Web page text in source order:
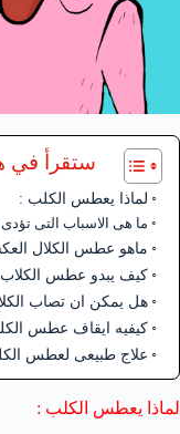
ستقرأ في
لماذا يعطس الكلب :
ما هى الاسباب التى
ماهو عطس الكلال
كيف يبدو عطس
هل يمكن ان تصاب
كيفيه ايقاف عطس
علاج طبيعى لعطس
لماذا يعطس الكلب :